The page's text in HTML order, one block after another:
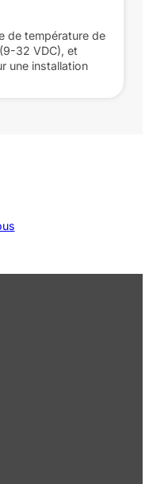
de température de
32 VDC), et
une installation